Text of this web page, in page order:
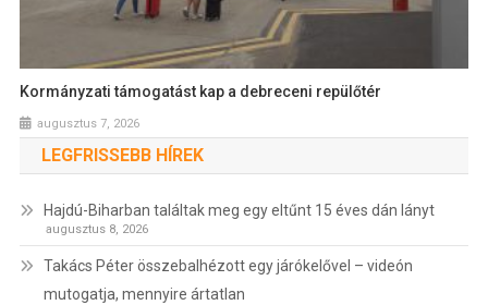
Kormányzati támogatást kap a debreceni repülőtér
augusztus 7, 2026
LEGFRISSEBB HÍREK
Hajdú-Biharban találtak meg egy eltűnt 15 éves dán lányt
augusztus 8, 2026
Takács Péter összebalhézott egy járókelővel – videón
mutogatja, mennyire ártatlan